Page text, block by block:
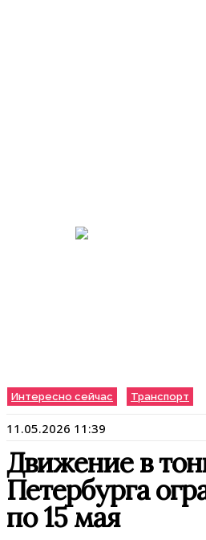
Интересно сейчас Транспорт
11.05.2026 11:39
Движение в
Петербурга
по 15 мая